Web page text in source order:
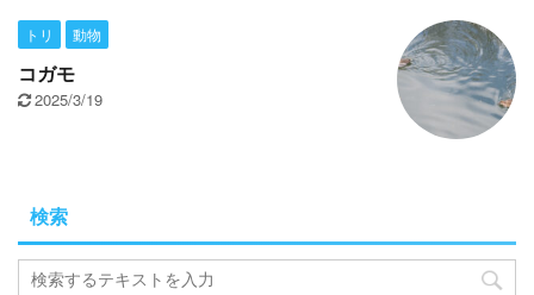
トリ
動物
コガモ
2025/3/19
検索